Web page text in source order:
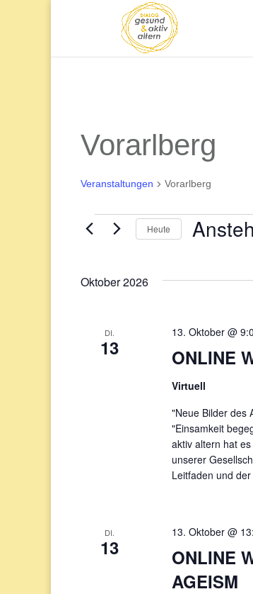
Vorarlberg
Veranstaltungen Vorarlberg
Veranstaltungen
Heute
Oktober 2026
DI.
13 ONLINE
13. Oktober @
Virtuell
"Neue Bilder des
"Einsamkeit
aktiv altern hat
unserer
Leitfaden und
DI.
13
ONLINE
AGEISM
13. Oktober @